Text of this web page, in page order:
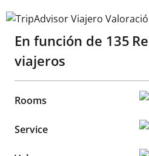
TripAdvisor Viajero
En función de 135
viajeros
Rooms
Service